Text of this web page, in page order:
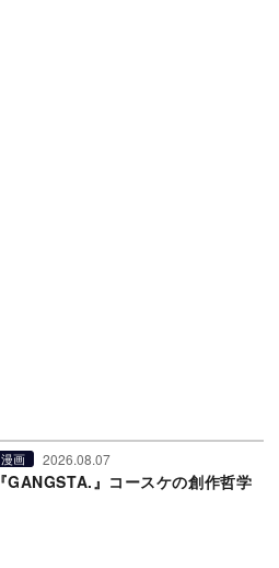
漫画 2026.08.07
『GANGSTA.』コースケの創作哲学